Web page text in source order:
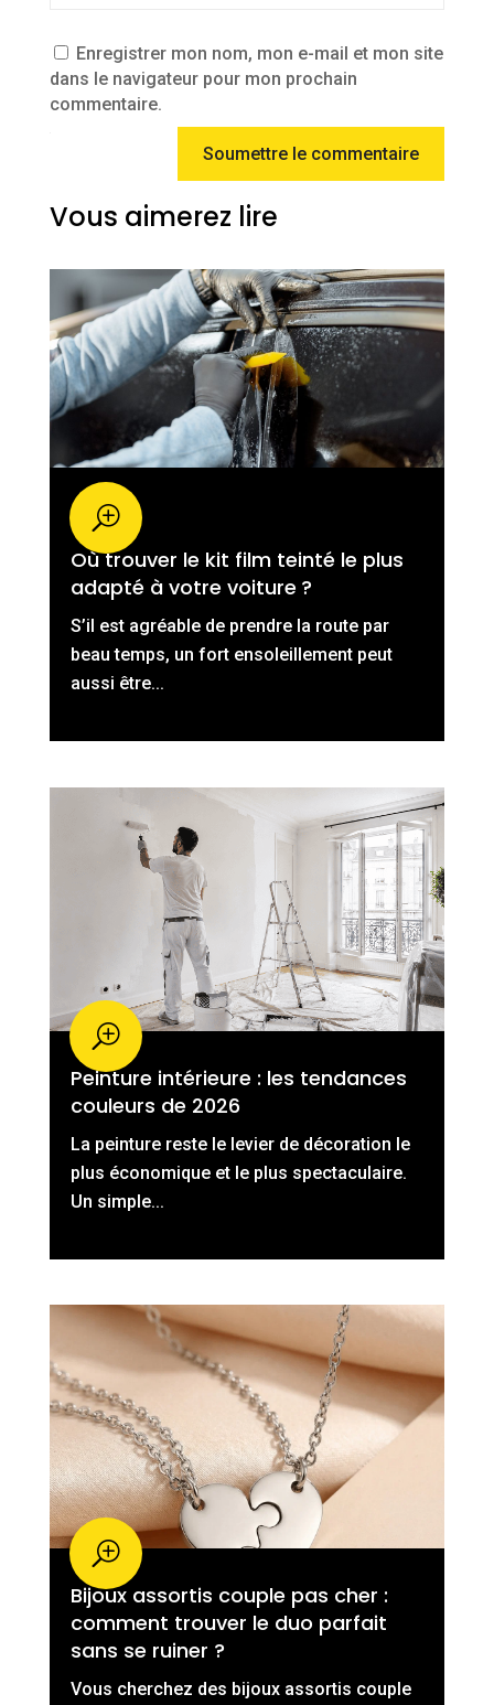
Enregistrer mon nom, mon e-mail et mon site
dans le navigateur pour mon prochain
commentaire.
Soumettre le commentaire
Vous aimerez lire
Où trouver le kit film teinté le plus
adapté à votre voiture ?
S’il est agréable de prendre la route par
beau temps, un fort ensoleillement peut
aussi être...
Peinture intérieure : les tendances
couleurs de 2026
La peinture reste le levier de décoration le
plus économique et le plus spectaculaire.
Un simple...
Bijoux assortis couple pas cher :
comment trouver le duo parfait
sans se ruiner ?
Vous cherchez des bijoux assortis couple